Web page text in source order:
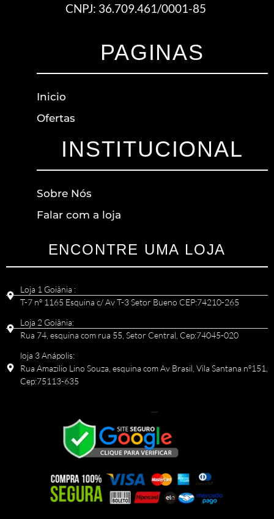
CNPJ: 36.709.461/0001-85
PAGINAS
Inicio
Ofertas
INSTITUCIONAL
Sobre Nós
Falar com a loja
ENCONTRE UMA LOJA
Loja 1 Goiânia :
T-7 nº 1165 Esquina c/ Av T-3 Setor Bueno CEP:74210-265
Loja 2 Goiânia:
Rua 74, esquina com rua 55, Setor Central, Cep:74045-020
loja 3 Anápolis:
Rua Amazilio Lino Souza, esquina com Av Brasil, Vila Santana nº151,
Cep:75113-635